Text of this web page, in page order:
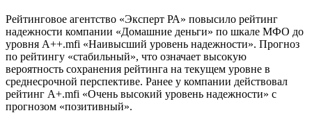
Рейтинговое агентство «Эксперт РА» повысило рейтинг
надежности компании «Домашние деньги» по шкале МФО до
уровня А++.mfi «Наивысший уровень надежности». Прогноз
по рейтингу «стабильный», что означает высокую
вероятность сохранения рейтинга на текущем уровне в
среднесрочной перспективе. Ранее у компании действовал
рейтинг A+.mfi «Очень высокий уровень надежности» с
прогнозом «позитивный».